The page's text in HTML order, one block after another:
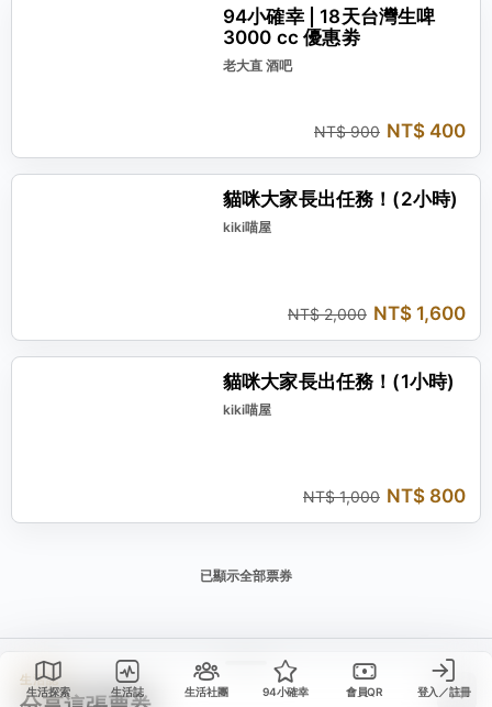
生活探索 生活誌 生活社團 94小確幸 會員QR 登入／註冊
94小確幸 | 18天台灣生啤
3000 cc 優惠劵
老大直 酒吧
NT$ 900 NT$ 400
貓咪大家長出任務！(2小時)
kiki喵屋
NT$ 2,000 NT$ 1,600
貓咪大家長出任務！(1小時)
kiki喵屋
NT$ 1,000 NT$ 800
已顯示全部票券
生活誌